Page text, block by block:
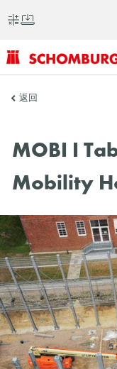
SCHOMBURG
国
返回
MOBI I
Mobility